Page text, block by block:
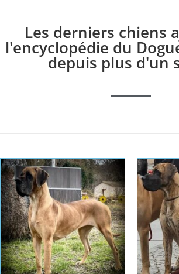
Les derniers chiens
l'encyclopédie du
depuis plus d'un